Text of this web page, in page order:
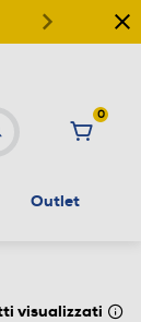
0
Outlet
visualizzati